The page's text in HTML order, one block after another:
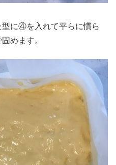
に④を入れて平らに慣ら
めます。